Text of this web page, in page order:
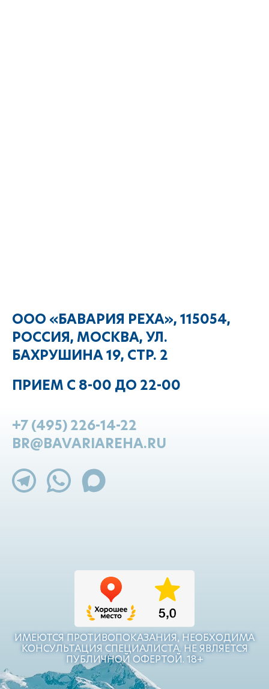
ООО «БАВАРИЯ РЕХА», 115054,
РОССИЯ, МОСКВА, УЛ.
БАХРУШИНА 19, СТР. 2
ПРИЕМ С 8-00 ДО 22-00
+7 (495) 226-14-22
BR@BAVARIAREHA.RU
ИМЕЮТСЯ ПРОТИВОПОКАЗАНИЯ, НЕОБХОДИМА
КОНСУЛЬТАЦИЯ СПЕЦИАЛИСТА. НЕ ЯВЛЯЕТСЯ
ПУБЛИЧНОЙ ОФЕРТОЙ. 18+